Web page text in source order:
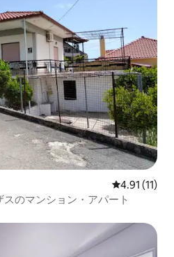
レビュー11
4.91 (11)
のマンション・アパート